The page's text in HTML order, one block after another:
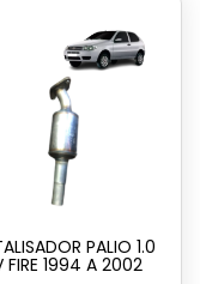
PALIO 1.0
FIRE 1994 A 2002